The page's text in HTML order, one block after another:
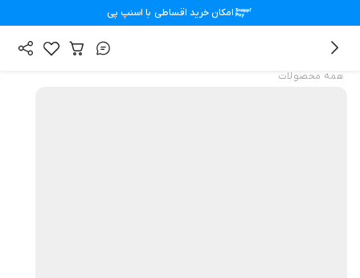
امکان خرید اقساطی با اسنپ پی
همه محصولات